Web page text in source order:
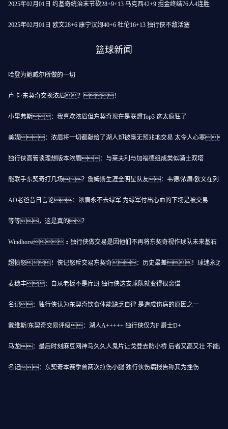
2025年02月01日 约基奇统治末节砍28+9+13 马克西42+9 掘金终结76人4连胜
2025年02月01日 欧文28+6 康宁汉姆40+6 杜伦16+13 独行侠不敌活塞
篮球新闻
哈登为鲍威尔所做的一切
卢卡·东契奇交换浓眉？！
小里弗斯：我喜欢浓眉但东契奇现在是联盟Top3 这太疯狂了
美媒：浓眉将一切都献给了湖人却被毫无预兆地交易 太令人心寒
独行侠高管谈理想版本浓眉：与莱夫利与加福德组成类似骑士双塔
能联手东契奇打几场？詹姆斯生涯全明星队友：韦德/浓眉/欧文在列
AD老爸昔日言论：浓眉永不去绿军 为绿军付出心血的下场是被交易
等等，这是真的？
Windhorst：独行侠做交易是因他们不再将东契奇视作球队未来基石
超愤怒！侠记怒斥交易东契奇：历史最差！球迷永远
麦穗丰：自从老板不是库班 独行侠这支球队就变得很离谱
名记：独行侠认为东契奇饮食体能缺乏自律 是造成伤病的原因之一
戴维斯/东契奇交易评级：湖人A+++++ 独行侠仅为F 爵士D+
马龙：最后时刻麻豆网神马久久人鬼片让戈登去防小桥 后者又高又壮 不能用
名记：东契奇本赛季曾两次拉伤小腿 独行侠伤病报告称其为挫伤